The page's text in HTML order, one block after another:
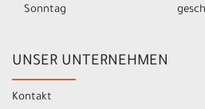
Sonntag
UNSER UNTERNEHMEN
Kontakt